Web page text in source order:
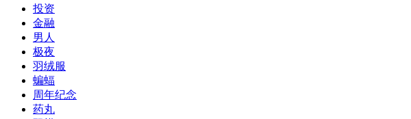
投资
金融
男人
极夜
羽绒服
蝙蝠
周年纪念
药丸